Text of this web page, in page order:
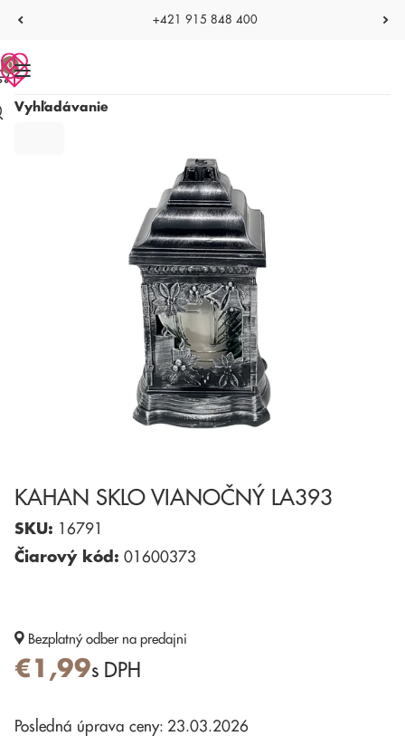
+421 915 848 400
Vyhľadávanie
0
KAHAN SKLO VIANOČNÝ LA393
SKU: 16791
Čiarový kód: 01600373
Bezplatný odber na predajni
€1,99s DPH
Posledná úprava ceny: 23.03.2026